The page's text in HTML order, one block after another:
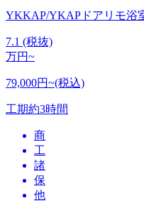
YKKAP/YKAPドアリモ浴
7.1 (税抜)
万円~
79,000円~(税込)
工期約3時間
商
工
諸
保
他